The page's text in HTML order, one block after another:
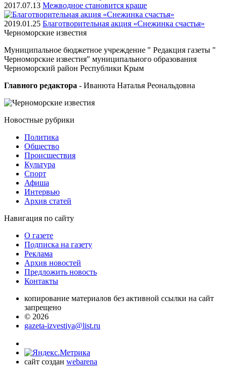
2017.07.13 Межводное становится краше
2019.01.25 Благотворительная акция «Снежинка счастья»
Черноморские известия
Муниципальное бюджетное учреждение " Редакция газеты "
Черноморские известия" муниципального образования
Черноморский район Республики Крым
Главного редактора - Иванюта Наталья Реональдовна
Новостные рубрики
Политика
Общество
Проиcшествия
Культура
Спорт
Афиша
Интервью
Архив статей
Навигация по сайту
О газете
Подписка на газету
Реклама
Архив новостей
Предложить новость
Контакты
копирование материалов без активной ссылки на сайт
запрещено
© 2026
gazeta-izvestiya@list.ru
сайт создан webarena